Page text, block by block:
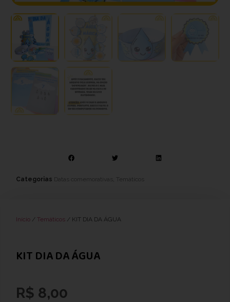
Categorias Datas comemorativas Temáticos
Início / Temáticos / KIT DIA DA ÁGUA
KIT DIA DA ÁGUA
R$ 8,00